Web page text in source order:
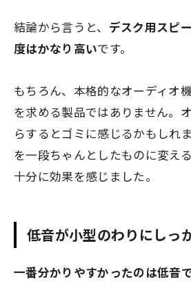
結論から言うと、 デスク用スピ
度はかなり高いです。
もちろん、本格的なオーディオ
を求める製品ではありません。
らするとゴミに感じるかもしれ
を一段ちゃんとしたものに変え
十分に効果を感じました。
低音が小型のわりにしっ
一番分かりやすかったのは低音で